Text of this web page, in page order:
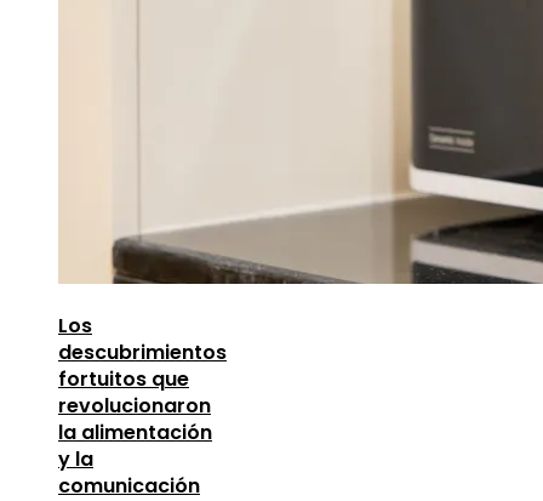
Los
descubrimientos
fortuitos que
revolucionaron
la alimentación
y la
comunicación